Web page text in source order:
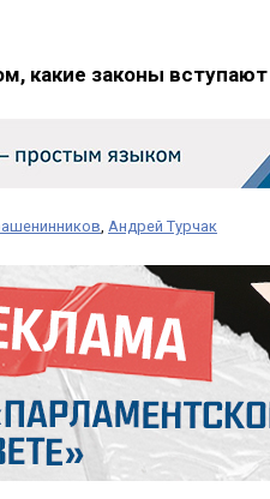
какие законы вступают
, Андрей Турчак